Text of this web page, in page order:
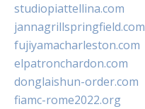
studiopiattellina.com
jannagrillspringfield.com
fujiyamacharleston.com
elpatronchardon.com
donglaishun-order.com
fiamc-rome2022.org